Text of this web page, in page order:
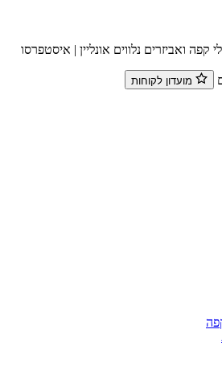
ואביזרים נלווים אונליין | איסטפרסו